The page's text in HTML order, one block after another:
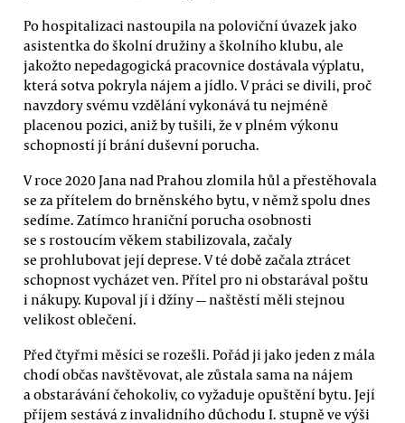
Po hospitalizaci nastoupila na poloviční úvazek jako
asistentka do školní družiny a školního klubu, ale
jakožto nepedagogická pracovnice dostávala výplatu,
která sotva pokryla nájem a jídlo. V práci se divili, proč
navzdory svému vzdělání vykonává tu nejméně
placenou pozici, aniž by tušili, že v plném výkonu
schopností jí brání duševní porucha.
V roce 2020 Jana nad Prahou zlomila hůl a přestěhovala
se za přítelem do brněnského bytu, v němž spolu dnes
sedíme. Zatímco hraniční porucha osobnosti
se s rostoucím věkem stabilizovala, začaly
se prohlubovat její deprese. V té době začala ztrácet
schopnost vycházet ven. Přítel pro ni obstarával poštu
i nákupy. Kupoval jí i džíny — naštěstí měli stejnou
velikost oblečení.
Před čtyřmi měsíci se rozešli. Pořád ji jako jeden z mála
chodí občas navštěvovat, ale zůstala sama na nájem
a obstarávání čehokoliv, co vyžaduje opuštění bytu. Její
příjem sestává z invalidního důchodu I. stupně ve výši